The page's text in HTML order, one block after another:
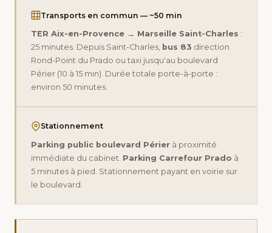
Transports en commun — ~50 min
TER Aix-en-Provence → Marseille Saint-Charles :
25 minutes. Depuis Saint-Charles, bus 83 direction
Rond-Point du Prado ou taxi jusqu'au boulevard
Périer (10 à 15 min). Durée totale porte-à-porte :
environ 50 minutes.
Stationnement
Parking public boulevard Périer à proximité
immédiate du cabinet. Parking Carrefour Prado à
5 minutes à pied. Stationnement payant en voirie sur
le boulevard.